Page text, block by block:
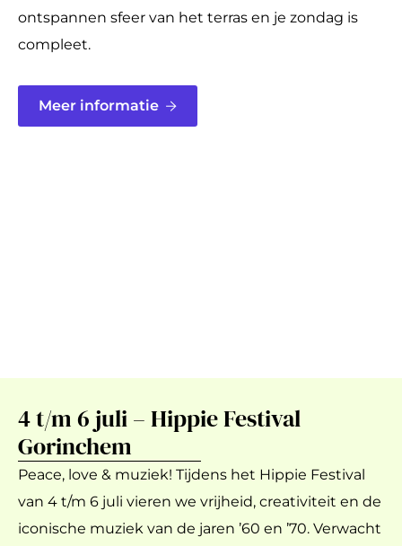
ontspannen sfeer van het terras en je zondag is
compleet.
Meer informatie
4 t/m 6 juli – Hippie Festival
Gorinchem
Peace, love & muziek! Tijdens het Hippie Festival
van 4 t/m 6 juli vieren we vrijheid, creativiteit en de
iconische muziek van de jaren ’60 en ’70. Verwacht